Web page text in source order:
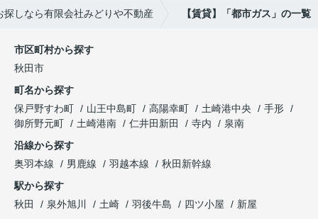
探しなら有限会社みどりや不動産 【賃貸】「都市ガス」の一覧
市区町村から探す
秋田市
町名から探す
保戸野すわ町
山王中島町 高陽幸町 土崎港中央
手形
御所野元町
土崎港南 仁井田新田 寺内
泉南
沿線から探す
奥羽本線
男鹿線 羽越本線
秋田新幹線
駅から探す
秋田
泉外旭川 土崎 羽後牛島 四ツ小屋 新屋